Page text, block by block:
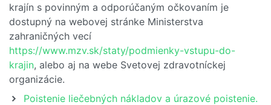
krajín s povinným a odporúčaným očkovaním je
dostupný na webovej stránke Ministerstva
zahraničných vecí
https://www.mzv.sk/staty/podmienky-vstupu-do-
krajin, alebo aj na webe Svetovej zdravotníckej
organizácie.
Poistenie liečebných nákladov a úrazové poistenie.